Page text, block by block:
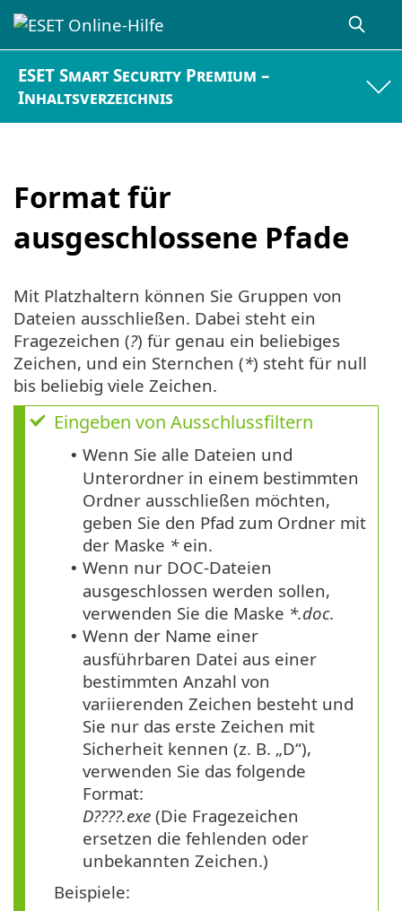
ESET Smart Security Premium –
Inhaltsverzeichnis
Format für
ausgeschlossene Pfade
Mit Platzhaltern können Sie Gruppen von
Dateien ausschließen. Dabei steht ein
Fragezeichen (?) für genau ein beliebiges
Zeichen, und ein Sternchen (*) steht für null
bis beliebig viele Zeichen.
Eingeben von Ausschlussfiltern
• Wenn Sie alle Dateien und
Unterordner in einem bestimmten
Ordner ausschließen möchten,
geben Sie den Pfad zum Ordner mit
der Maske *ein.
• Wenn nur DOC-Dateien
ausgeschlossen werden sollen,
verwenden Sie die Maske *.doc.
• Wenn der Name einer
ausführbaren Datei aus einer
bestimmten Anzahl von
variierenden Zeichen besteht und
Sie nur das erste Zeichen mit
Sicherheit kennen (z. B. „D“),
verwenden Sie das folgende
Format:
D????.exe (Die Fragezeichen
ersetzen die fehlenden oder
unbekannten Zeichen.)
Beispiele: